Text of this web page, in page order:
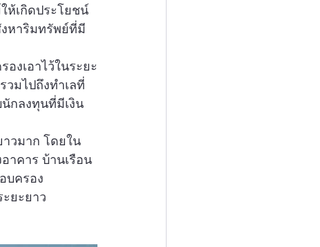
ห้เกิดประโยชน์
งหาริมทรัพย์ที่มี
งเอาไว้ในระยะ
วมไปถึงทำเลที่
นักลงทุนที่มีเงิน
วมาก โดยใน
าคาร บ้านเรือน
บครอง
ยะยาว